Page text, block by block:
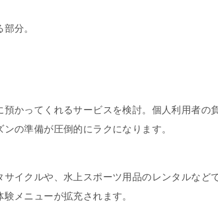
分。
かってくれるサービスを検討。個人利用者の
の準備が圧倒的にラクになります。
イクルや、水上スポーツ用品のレンタルなど
メニューが拡充されます。